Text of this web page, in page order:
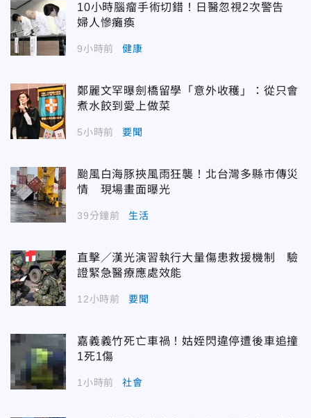
10小時腦瘤手術切錯！日醫忽視2次警告
婦人慘癱瘓
9小時前 健康
鄭麗文罕曝劍橋留學「意外收穫」：從只會
煮水餃到愛上做菜
5小時前 要聞
颱風白海豚挾風雨狂襲！北台灣多縣市傳災
情 現場畫面曝光
39分鐘前 生活
直擊／漢光演習執行大量傷患救援機制 驗
證緊急醫療應處效能
12小時前 要聞
嘉義義竹死亡車禍！姑姪閃違停遭後車追撞
1死1傷
1小時前 社會